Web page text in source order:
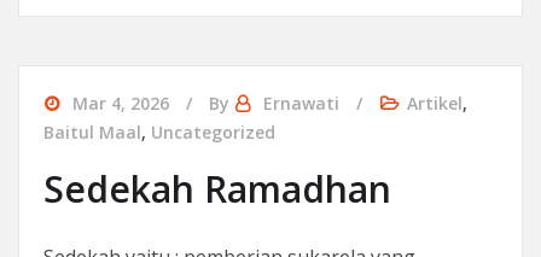
Mar 4, 2026 By Ernawati Artikel,
Baitul Maal, Uncategorized
Sedekah Ramadhan